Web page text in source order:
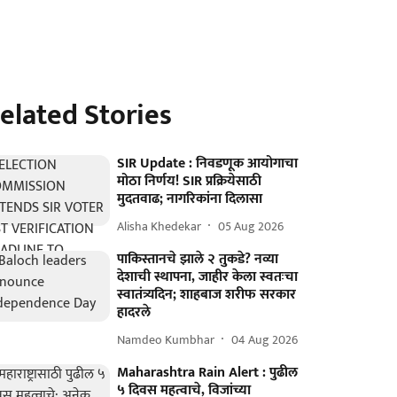
Stories
SIR Update : निवडणूक आयोगाचा
मोठा निर्णय! SIR प्रक्रियेसाठी
मुदतवाढ; नागरिकांना दिलासा
Alisha Khedekar 05 Aug 2026
पाकिस्तानचे झाले २ तुकडे? नव्या
देशाची स्थापना, जाहीर केला स्वतःचा
स्वातंत्र्यदिन; शाहबाज शरीफ सरकार
हादरले
Namdeo Kumbhar 04 Aug 2026
Maharashtra Rain Alert : पुढील
५ दिवस महत्वाचे, विजांच्या